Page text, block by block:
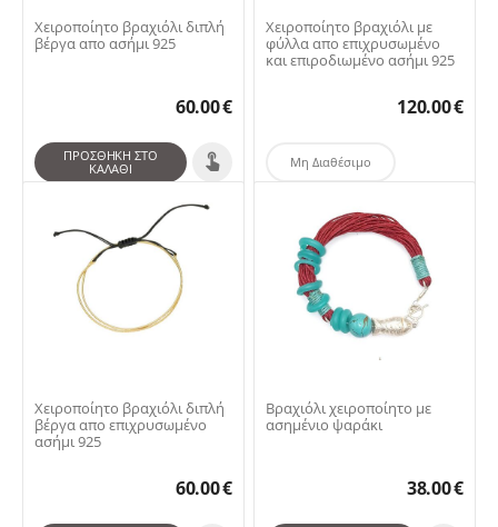
Χειροποίητο βραχιόλι διπλή
βέργα απο ασήμι 925
60.00€
ΠΡΟΣΘΉΚΗ ΣΤΟ
ΚΑΛΆΘΙ
Χειροποίητο βραχιόλι με
φύλλα απο επιχρυσωμένο
και επιροδιωμένο ασήμι 925
120.00€
Μη Διαθέσιμο
Χειροποίητο βραχιόλι διπλή
βέργα απο επιχρυσωμένο
ασήμι 925
60.00€
Βραχιόλι χειροποίητο με
ασημένιο ψαράκι
38.00€